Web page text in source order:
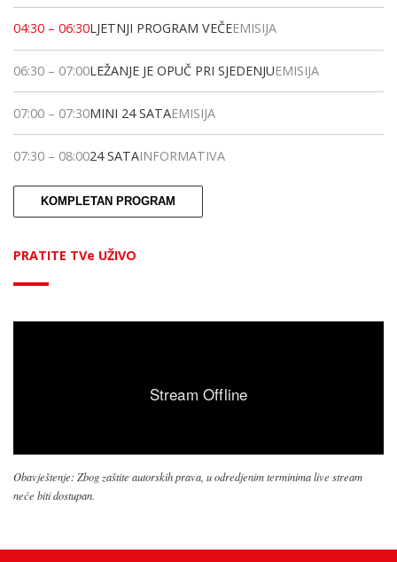
04:30 – 06:30LJETNJI PROGRAM VEČEEMISIJA
06:30 – 07:00LEŽANJE JE OPUČ PRI SJEDENJUEMISIJA
07:00 – 07:30MINI 24 SATAEMISIJA
07:30 – 08:0024 SATAINFORMATIVA
KOMPLETAN PROGRAM
PRATITE TVe UŽIVO
Obavještenje: Zbog zaštite autorskih prava, u odredjenim terminima live stream
neće biti dostupan.